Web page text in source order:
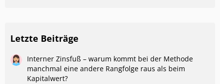
Letzte Beiträge
Interner Zinsfuß – warum kommt bei der Methode
manchmal eine andere Rangfolge raus als beim
Kapitalwert?